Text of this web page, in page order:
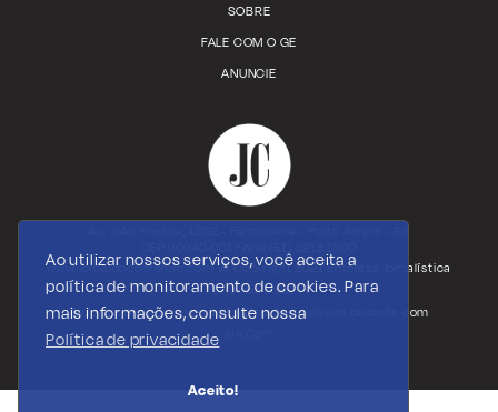
Ao utilizar nossos serviços, você aceita a
política de monitoramento de cookies. Para
mais informações, consulte nossa
Política de privacidade
Aceito!
SOBRE
FALE COM O GE
ANUNCIE
Av. João Pessoa, 1282 - Farroupilha - Porto Alegre - RS
www.jornaldocomercio.com© Copyright 2021 Empresa Jornalística
J.C. Jarros Ltda.
Todos os direitos reservados. Desenvolvido em parceria com